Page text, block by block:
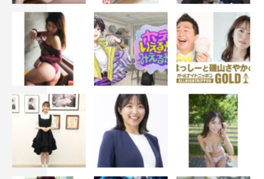
出演が決まった時は本当にうれしかったです。
タイ子は鈴子とは正反対で引っ込み思案な性格ですが、実
はとても芯の通った強い女性。また、家庭環境が少し複雑
という背景もあります。
戦後を生き抜いてきた、たくましい女性たちの姿を、力強
く描いていきたいです。どうぞ楽しみにいてください。
易者役・なだぎ武